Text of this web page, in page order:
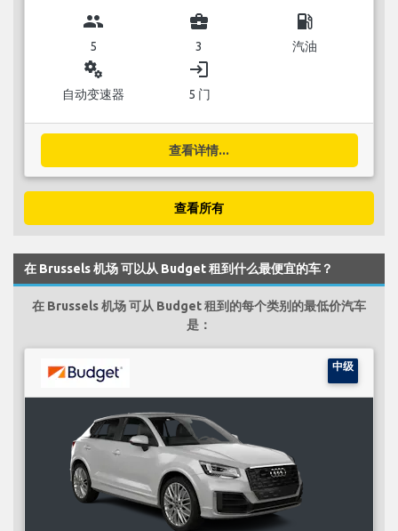
group
5
business_center
3
local_gas_station
汽油
miscellaneous_services
自动变速器
login
5 门
查看详情...
查看所有
在 Brussels 机场 可以从 Budget 租到什么最便宜的车？
在 Brussels 机场 可从 Budget 租到的每个类别的最低价汽车
是：
中级